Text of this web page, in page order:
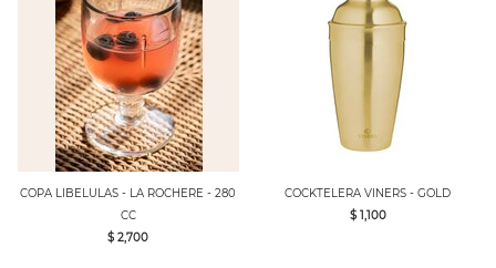
COPA LIBELULAS - LA ROCHERE - 280
CC
$ 2,700
COCKTELERA VINERS - GOLD
$ 1,100